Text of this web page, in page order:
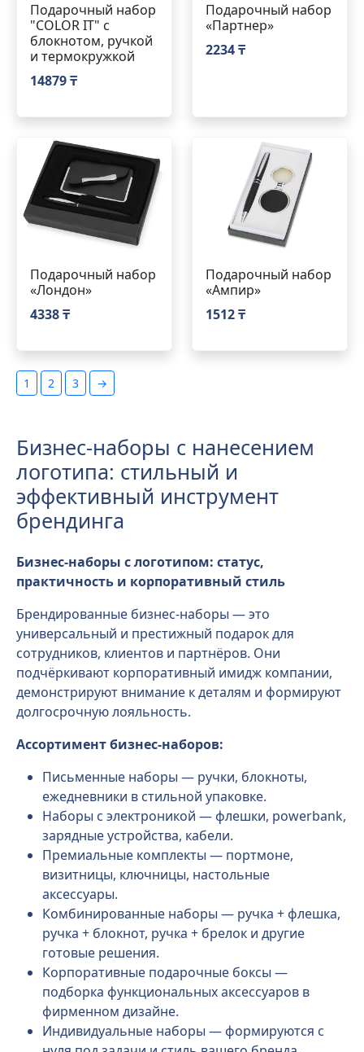
Подарочный набор
"COLOR IT" c
блокнотом, ручкой
и термокружкой
14879 ₸
Подарочный набор
«Партнер»
2234 ₸
Подарочный набор
«Лондон»
4338 ₸
Подарочный набор
«Ампир»
1512 ₸
1 2 3 →
Бизнес-наборы с нанесением
логотипа: стильный и
эффективный инструмент
брендинга
Бизнес-наборы с логотипом: статус,
практичность и корпоративный стиль
Брендированные бизнес-наборы — это
универсальный и престижный подарок для
сотрудников, клиентов и партнёров. Они
подчёркивают корпоративный имидж компании,
демонстрируют внимание к деталям и формируют
долгосрочную лояльность.
Ассортимент бизнес-наборов:
Письменные наборы — ручки, блокноты,
ежедневники в стильной упаковке.
Наборы с электроникой — флешки, powerbank,
зарядные устройства, кабели.
Премиальные комплекты — портмоне,
визитницы, ключницы, настольные
аксессуары.
Комбинированные наборы — ручка + флешка,
ручка + блокнот, ручка + брелок и другие
готовые решения.
Корпоративные подарочные боксы —
подборка функциональных аксессуаров в
фирменном дизайне.
Индивидуальные наборы — формируются с